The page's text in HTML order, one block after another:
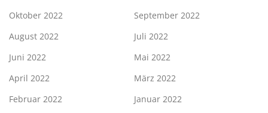
Oktober 2022
September 2022
August 2022
Juli 2022
Juni 2022
Mai 2022
April 2022
März 2022
Februar 2022
Januar 2022